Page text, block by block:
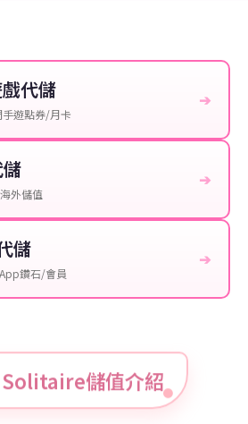
代儲
遊點券/月卡
➔
外儲值
➔
儲
鑽石/會員
➔
儲值介紹